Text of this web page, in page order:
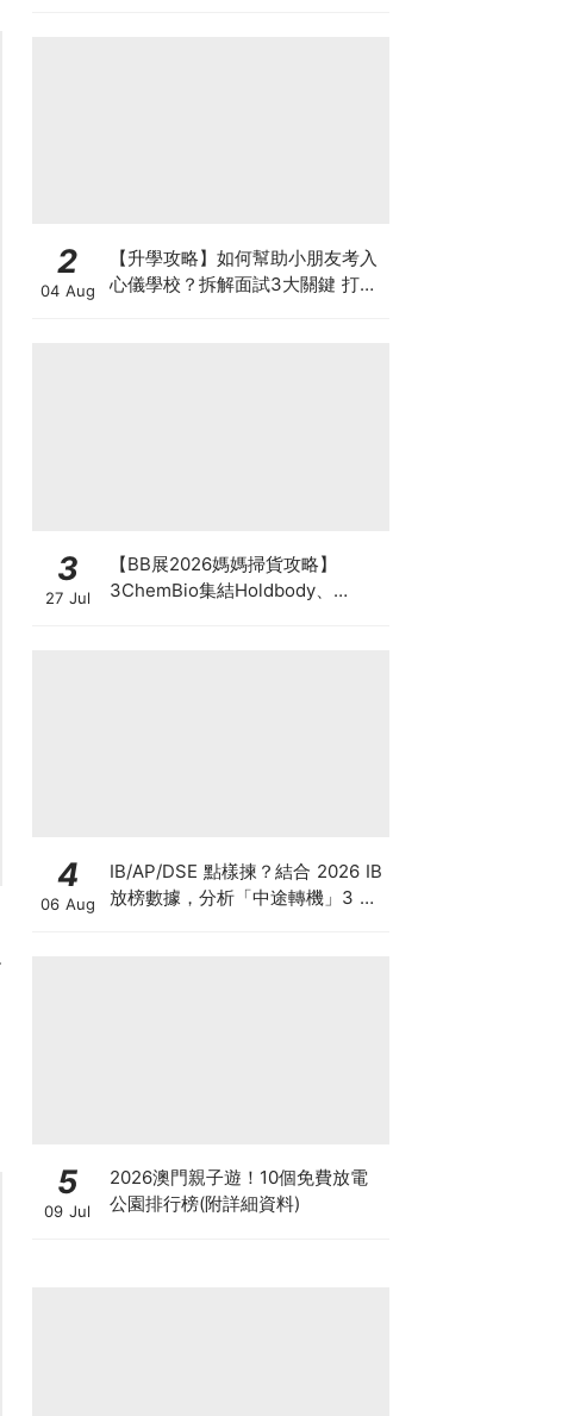
2
04 Aug
【升學攻略】如何幫助小朋友考入
心儀學校？拆解面試3大關鍵 打好
3
27 Jul
【BB展2026媽媽掃貨攻略】
3ChemBio集結Holdbody、
4
06 Aug
IB/AP/DSE 點樣揀？結合 2026 IB
放榜數據，分析「中途轉機」3 大
5
09 Jul
2026澳門親子遊！10個免費放電
公園排行榜(附詳細資料)